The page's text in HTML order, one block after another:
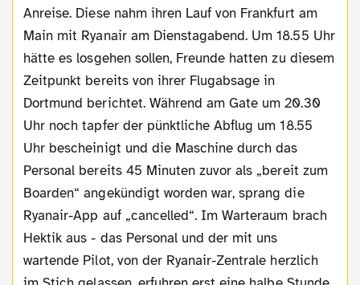
Anreise. Diese nahm ihren Lauf von Frankfurt am
Main mit Ryanair am Dienstagabend. Um 18.55 Uhr
hätte es losgehen sollen, Freunde hatten zu diesem
Zeitpunkt bereits von ihrer Flugabsage in
Dortmund berichtet. Während am Gate um 20.30
Uhr noch tapfer der pünktliche Abflug um 18.55
Uhr bescheinigt und die Maschine durch das
Personal bereits 45 Minuten zuvor als „bereit zum
Boarden“ angekündigt worden war, sprang die
Ryanair-App auf „cancelled“. Im Warteraum brach
Hektik aus - das Personal und der mit uns
wartende Pilot, von der Ryanair-Zentrale herzlich